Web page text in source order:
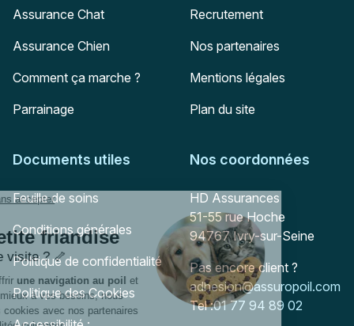
Assurance Chat
Assurance Chien
Comment ça marche ?
Parrainage
Recrutement
Nos partenaires
Mentions légales
Plan du site
Documents utiles
Feuille de soins
Conditions générales
Politique de confidentialité
Politique des Cookies
Nos coordonnées
Adresse postale
HD Assurances
51-55 rue Hoche
94767 Ivry-sur-Seine
Pas encore client ?
Mail :
adhesion@assuropoil.com
Tel :01 77 94 89 02